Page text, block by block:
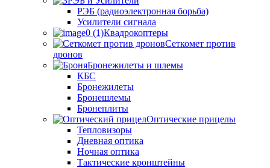
РЭБ (радиоэлектронная борьба)
Усилители сигнала
Квадрокоптеры
Сеткомет против
дронов
Бронежилеты и шлемы
КБС
Бронежилеты
Бронешлемы
Бронеплиты
Оптические прицелы
Тепловизоры
Дневная оптика
Ночная оптика
Тактические кронштейны